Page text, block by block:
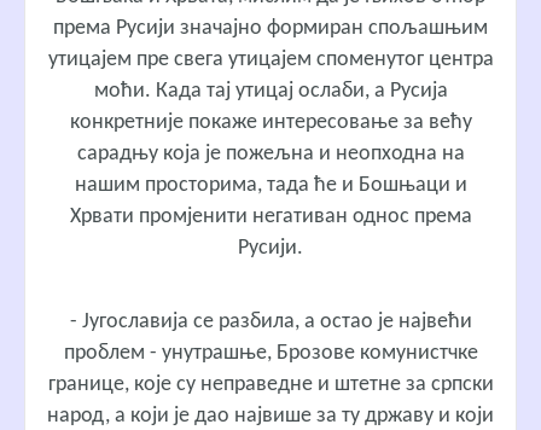
према Русији значајно формиран спољашњим
утицајем пре свега утицајем споменутог центра
моћи. Када тај утицај ослаби, а Русија
конкретније покаже интересовање за већу
сарадњу која је пожељна и неопходна на
нашим просторима, тада ће и Бошњаци и
Хрвати промјенити негативан однос према
Русији.
- Југославија се разбила, а остао је највећи
проблем - унутрашње, Брозове комунистчке
границе, које су неправедне и штетне за српски
народ, а који је дао највише за ту државу и који